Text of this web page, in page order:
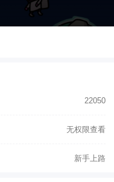
22050
无权限查看
新手上路